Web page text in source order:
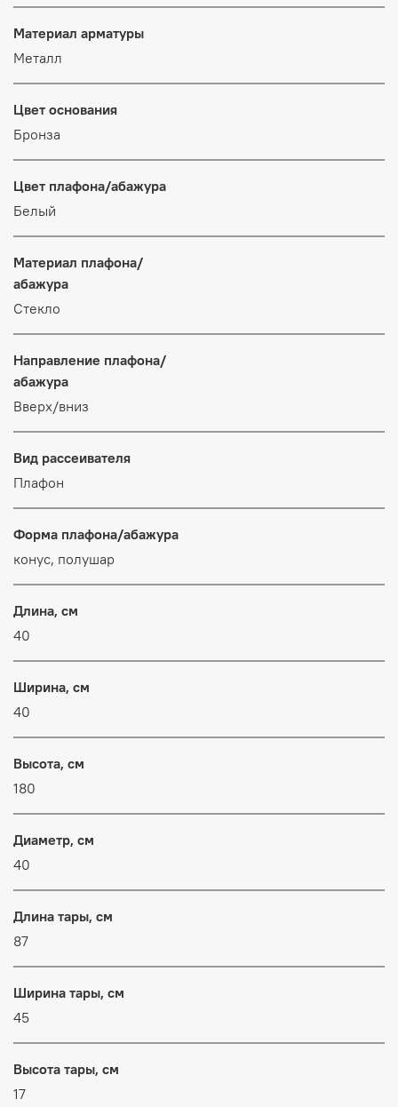
Материал арматуры
Металл
Цвет основания
Бронза
Цвет плафона/абажура
Белый
Материал плафона/
абажура
Стекло
Направление плафона/
абажура
Вверх/вниз
Вид рассеивателя
Плафон
Форма плафона/абажура
конус, полушар
Длина, см
40
Ширина, см
40
Высота, см
180
Диаметр, см
40
Длина тары, см
87
Ширина тары, см
45
Высота тары, см
17